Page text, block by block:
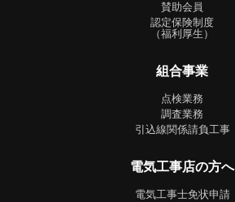
賛助会員
認定保険制度
（福利厚生）
組合事業
点検業務
調査業務
引込線関係請負工事
電気工事店の方へ
電気工事士免状申請